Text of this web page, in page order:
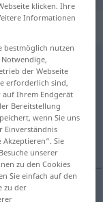
antippen)
klicken. Ihre
Informationen
bestmöglich nutzen
der Webseite
erforderlich sind,
Ihrem Endgerät
Bereitstellung
wenn Sie uns
Einverständnis
Sie
unserer
zu den Cookies
Sie einfach auf den
zu der